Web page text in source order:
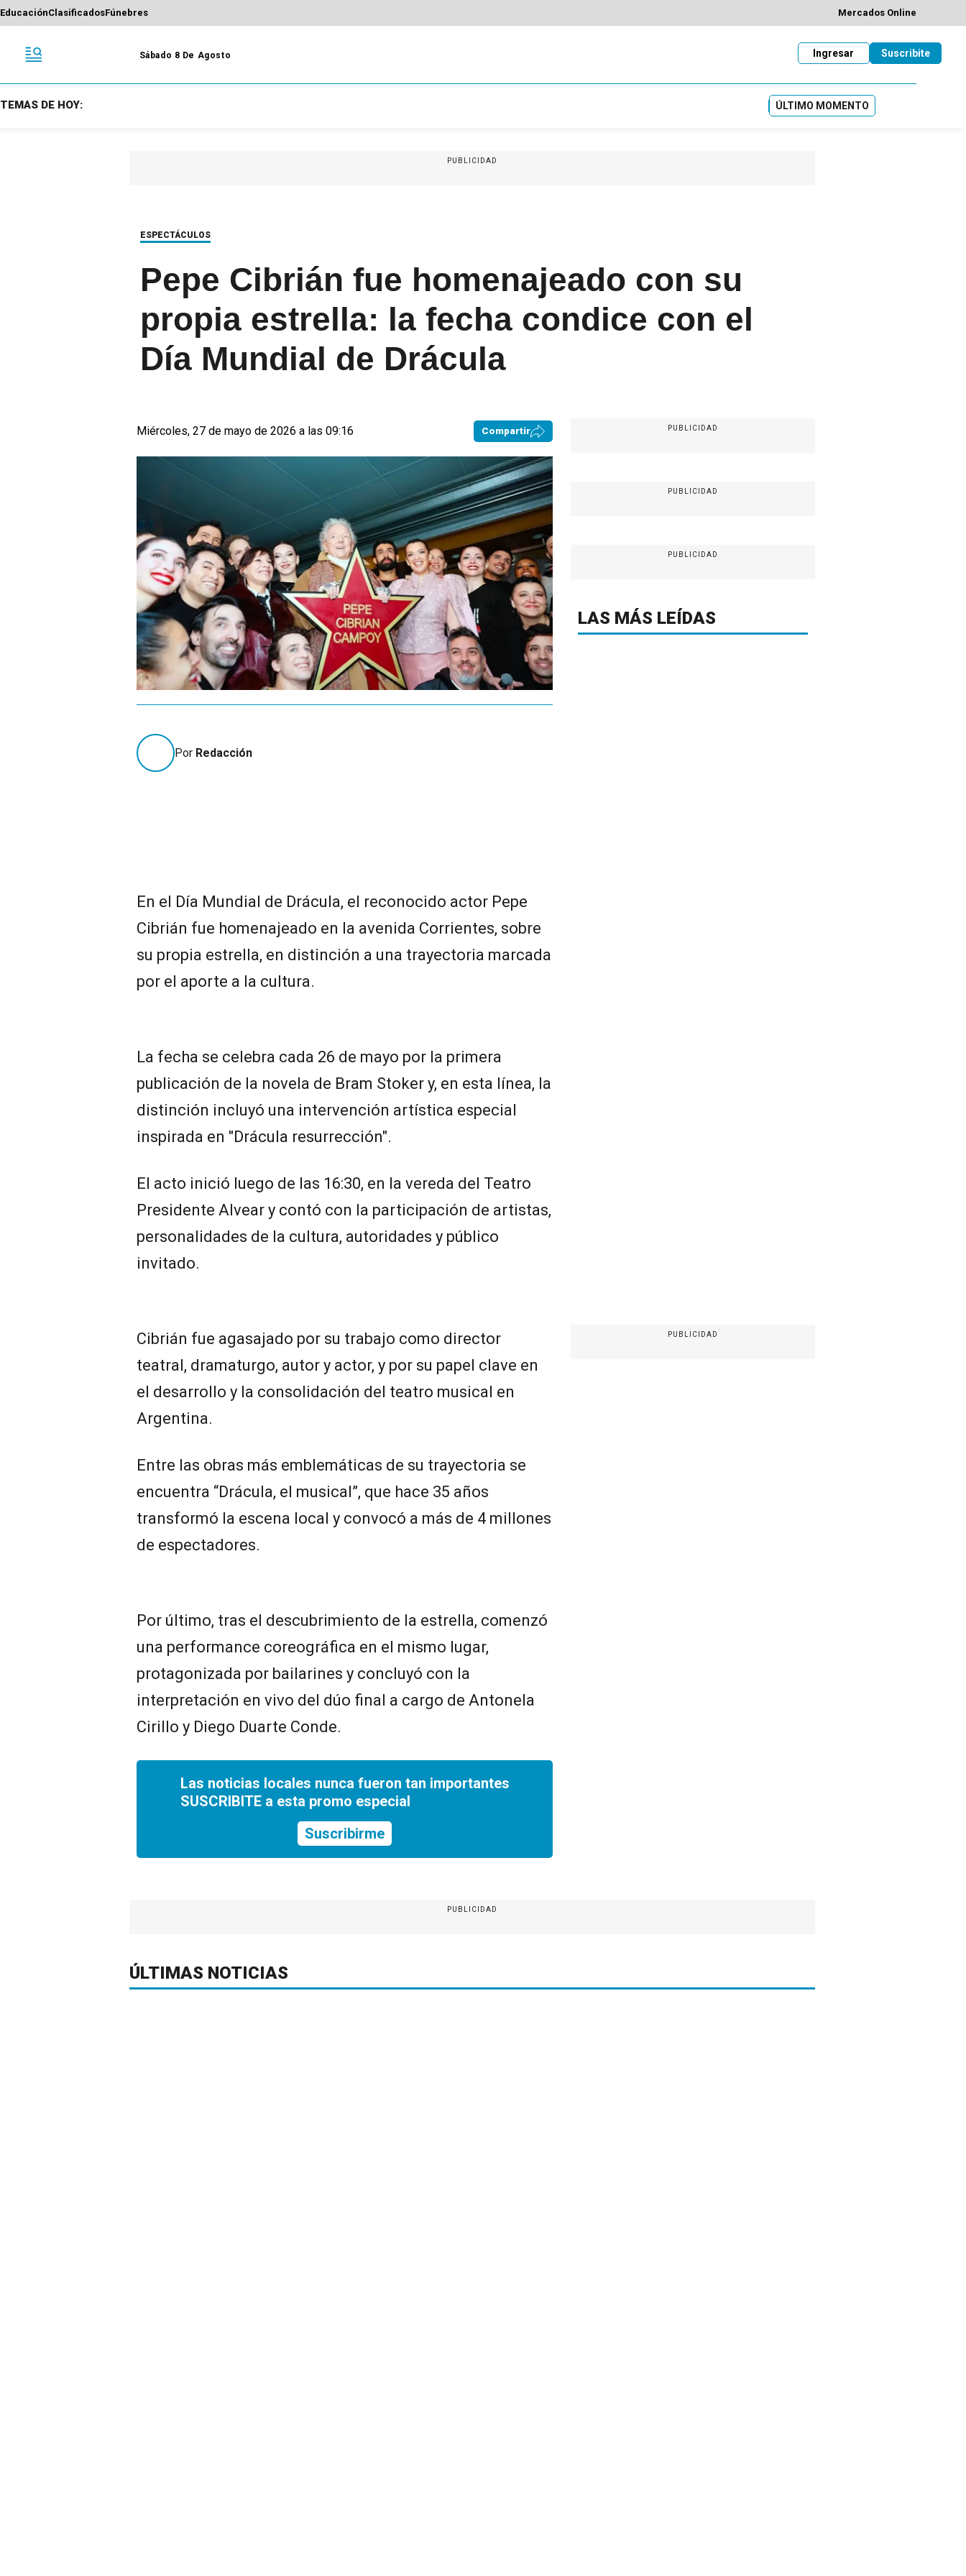
EducaciónClasificadosFúnebres Mercados Online
Sábado 8 De Agosto Suscribite
Ingresar
TEMAS DE HOY: ÚLTIMO MOMENTO
PUBLICIDAD
ESPECTÁCULOS
Pepe Cibrián fue homenajeado con su
propia estrella: la fecha condice con el
Día Mundial de Drácula
Miércoles, 27 de mayo de 2026 a las 09:16 Compartir
Por Redacción
En el Día Mundial de Drácula, el reconocido actor Pepe
Cibrián fue homenajeado en la avenida Corrientes, sobre
su propia estrella, en distinción a una trayectoria marcada
por el aporte a la cultura.
La fecha se celebra cada 26 de mayo por la primera
publicación de la novela de Bram Stoker y, en esta línea, la
distinción incluyó una intervención artística especial
inspirada en "Drácula resurrección".
El acto inició luego de las 16:30, en la vereda del Teatro
Presidente Alvear y contó con la participación de artistas,
personalidades de la cultura, autoridades y público
invitado.
Cibrián fue agasajado por su trabajo como director
teatral, dramaturgo, autor y actor, y por su papel clave en
el desarrollo y la consolidación del teatro musical en
Argentina.
Entre las obras más emblemáticas de su trayectoria se
encuentra “Drácula, el musical”, que hace 35 años
transformó la escena local y convocó a más de 4 millones
de espectadores.
Por último, tras el descubrimiento de la estrella, comenzó
una performance coreográfica en el mismo lugar,
protagonizada por bailarines y concluyó con la
interpretación en vivo del dúo final a cargo de Antonela
Cirillo y Diego Duarte Conde.
Las noticias locales nunca fueron tan importantes
SUSCRIBITE a esta promo especial
Suscribirme
PUBLICIDAD
PUBLICIDAD
PUBLICIDAD
LAS MÁS LEÍDAS
PUBLICIDAD
PUBLICIDAD
ÚLTIMAS NOTICIAS